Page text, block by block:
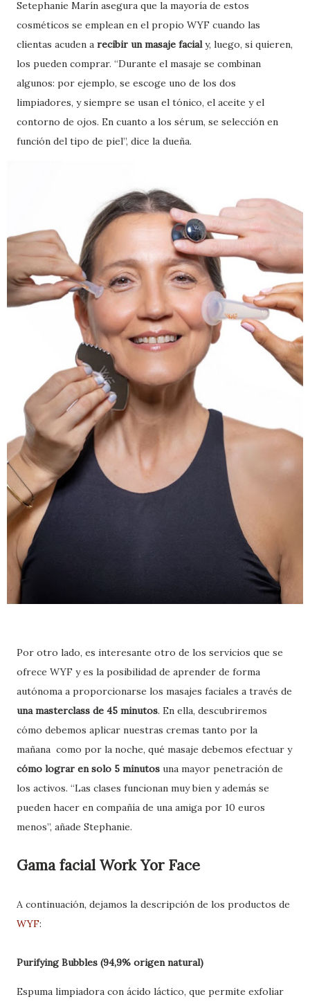
Setephanie Marín asegura que la mayoría de estos
cosméticos se emplean en el propio WYF cuando las
clientas acuden a recibir un masaje facialy, luego, si quieren,
los pueden comprar. “Durante el masaje se combinan
algunos: por ejemplo, se escoge uno de los dos
limpiadores, y siempre se usan el tónico, el aceite y el
contorno de ojos. En cuanto a los sérum, se selección en
función del tipo de piel”, dice la dueña.
Por otro lado, es interesante otro de los servicios que se
ofrece WYF y es la posibilidad de aprender de forma
autónoma a proporcionarse los masajes faciales a través de
una masterclass de 45 minutos. En ella, descubriremos
cómo debemos aplicar nuestras cremas tanto por la
mañana como por la noche, qué masaje debemos efectuar y
cómo lograr en solo 5 minutos una mayor penetración de
los activos. “Las clases funcionan muy bien y además se
pueden hacer en compañía de una amiga por 10 euros
menos”, añade Stephanie.
Gama facial Work Yor Face
A continuación, dejamos la descripción de los productos de
WYF:
Purifying Bubbles (94,9% origen natural)
Espuma limpiadora con ácido láctico, que permite exfoliar